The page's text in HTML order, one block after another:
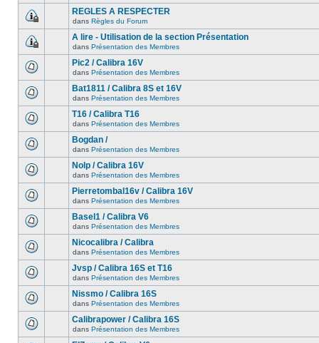
REGLES A RESPECTER
dans Règles du Forum
A lire - Utilisation de la section Présentation
dans Présentation des Membres
Pic2 / Calibra 16V
dans Présentation des Membres
Bat1811 / Calibra 8S et 16V
dans Présentation des Membres
T16 / Calibra T16
dans Présentation des Membres
Bogdan /
dans Présentation des Membres
Nolp / Calibra 16V
dans Présentation des Membres
Pierretombal16v / Calibra 16V
dans Présentation des Membres
Basel1 / Calibra V6
dans Présentation des Membres
Nicocalibra / Calibra
dans Présentation des Membres
Jvsp / Calibra 16S et T16
dans Présentation des Membres
Nissmo / Calibra 16S
dans Présentation des Membres
Calibrapower / Calibra 16S
dans Présentation des Membres